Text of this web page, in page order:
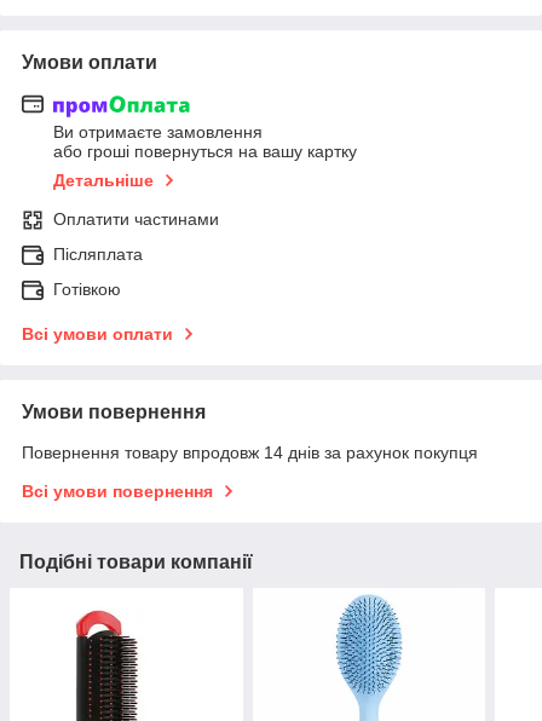
Умови оплати
Ви отримаєте замовлення
або гроші повернуться на вашу картку
Детальніше
Оплатити частинами
Післяплата
Готівкою
Всі умови оплати
Умови повернення
Повернення товару впродовж 14 днів за рахунок покупця
Всі умови повернення
Подібні товари компанії